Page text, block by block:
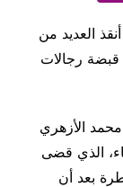
العديد من
قبضة رجالات
2016 المناضل محمد الأزهري
الذي قضى
بعد أن